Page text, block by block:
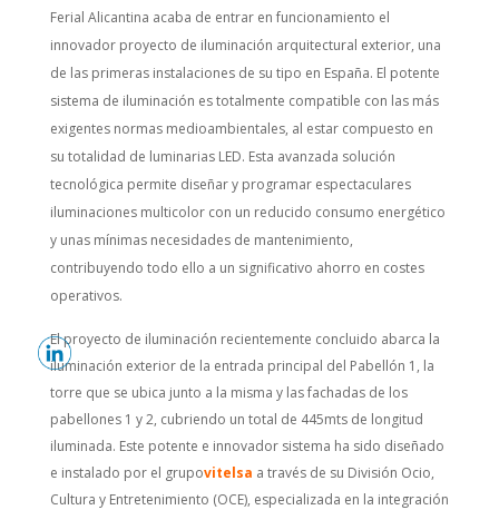
Ferial Alicantina acaba de entrar en funcionamiento el
innovador proyecto de iluminación arquitectural exterior, una
de las primeras instalaciones de su tipo en España. El potente
sistema de iluminación es totalmente compatible con las más
exigentes normas medioambientales, al estar compuesto en
su totalidad de luminarias LED. Esta avanzada solución
tecnológica permite diseñar y programar espectaculares
iluminaciones multicolor con un reducido consumo energético
y unas mínimas necesidades de mantenimiento,
contribuyendo todo ello a un significativo ahorro en costes
operativos.
El proyecto de iluminación recientemente concluido abarca la
iluminación exterior de la entrada principal del Pabellón 1, la
torre que se ubica junto a la misma y las fachadas de los
pabellones 1 y 2, cubriendo un total de 445mts de longitud
iluminada. Este potente e innovador sistema ha sido diseñado
e instalado por el grupovitelsa a través de su División Ocio,
Cultura y Entretenimiento (OCE), especializada en la integración